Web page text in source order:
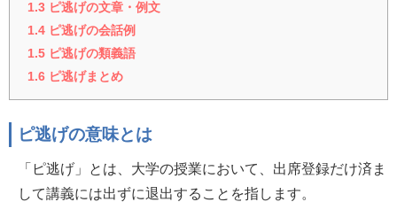
1.3 ピ逃げの文章・例文
1.4 ピ逃げの会話例
1.5 ピ逃げの類義語
1.6 ピ逃げまとめ
ピ逃げの意味とは
「ピ逃げ」とは、大学の授業において、出席登録だけ済ま
して講義には出ずに退出することを指します。